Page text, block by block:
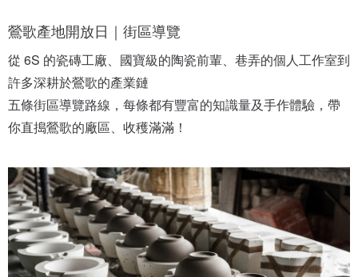
鶯歌產地開放日｜街區導覽
從 6S 的瓷磚工廠、國寶級的陶瓷前輩、巷弄的個人工作室到
許多深耕於鶯歌的產業鏈
五條街區導覽路線，每條都有豐富的知識量及手作體驗，帶
你直搗鶯歌的廠區、收穫滿滿！